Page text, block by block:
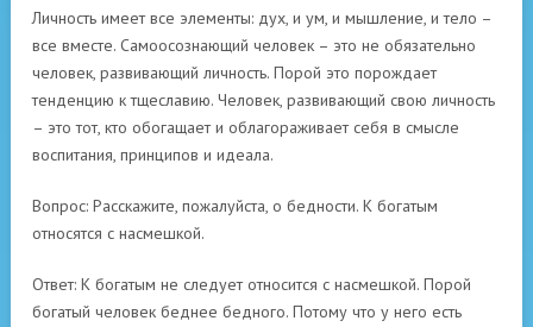
Личность имеет все элементы: дух, и ум, и мышление, и тело –
все вместе. Самоосознающий человек – это не обязательно
человек, развивающий личность. Порой это порождает
тенденцию к тщеславию. Человек, развивающий свою личность
– это тот, кто обогащает и облагораживает себя в смысле
воспитания, принципов и идеала.
Вопрос: Расскажите, пожалуйста, о бедности. К богатым
относятся с насмешкой.
Ответ: К богатым не следует относится с насмешкой. Порой
богатый человек беднее бедного. Потому что у него есть